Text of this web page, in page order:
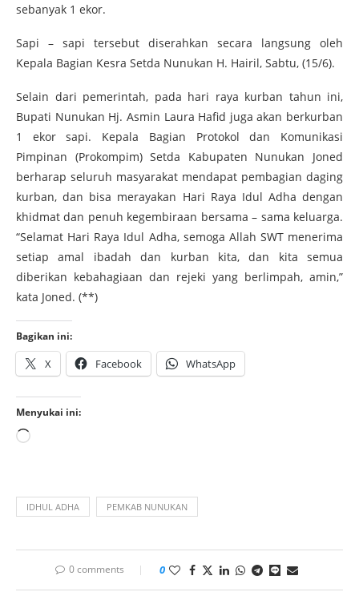
sebanyak 1 ekor.
Sapi – sapi tersebut diserahkan secara langsung oleh
Kepala Bagian Kesra Setda Nunukan H. Hairil, Sabtu, (15/6).
Selain dari pemerintah, pada hari raya kurban tahun ini,
Bupati Nunukan Hj. Asmin Laura Hafid juga akan berkurban
1 ekor sapi. Kepala Bagian Protokol dan Komunikasi
Pimpinan (Prokompim) Setda Kabupaten Nunukan Joned
berharap seluruh masyarakat mendapat pembagian daging
kurban, dan bisa merayakan Hari Raya Idul Adha dengan
khidmat dan penuh kegembiraan bersama – sama keluarga.
“Selamat Hari Raya Idul Adha, semoga Allah SWT menerima
setiap amal ibadah dan kurban kita, dan kita semua
diberikan kebahagiaan dan rejeki yang berlimpah, amin,”
kata Joned. (**)
Bagikan ini:
X Facebook WhatsApp
Menyukai ini:
IDHUL ADHA PEMKAB NUNUKAN
0 comments 0